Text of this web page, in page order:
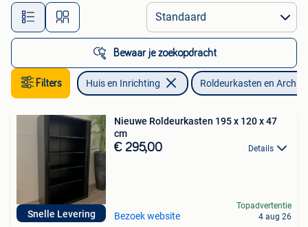
Alle afstanden…
Bewaar je zoekopdracht
Filters Huis en Inrichting Roldeurkasten en
Snelle Levering
Nieuwe Roldeurkasten 195 x 120 x 47
cm
€ 295,00 Details
Bezoek website
Topadvertentie
4 aug 26